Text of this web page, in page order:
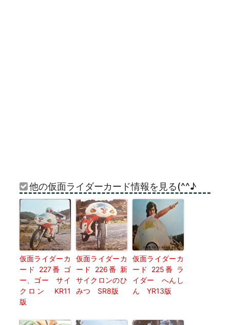
他の仮面ライダーカード情報を見る(^^♪
仮面ライダーカ
ード 227番 ゴ
ー、ゴー サイ
クロン KR11
版
仮面ライダーカ
ード 226番 新
サイクロンのひ
みつ SR8版
仮面ライダーカ
ード 225番 ラ
イダー へんし
ん YR13版